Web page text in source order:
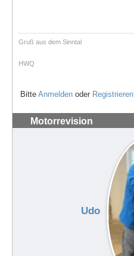
Gruß aus dem Sinntal
HWQ
Bitte Anmelden oder Registrieren
Motorrevision
Udo